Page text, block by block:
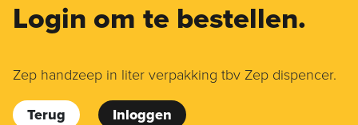
Login om te bestellen.
Zep handzeep in liter verpakking tbv Zep dispencer.
Terug Inloggen